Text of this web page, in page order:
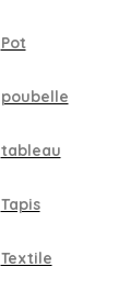
Pot
poubelle
tableau
Tapis
Textile